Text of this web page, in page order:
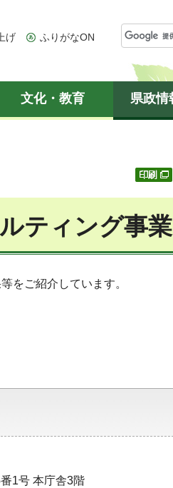
げ ふりがなON
文化・教育 県政情
ティング事業
をご紹介しています。
1号 本庁舎3階